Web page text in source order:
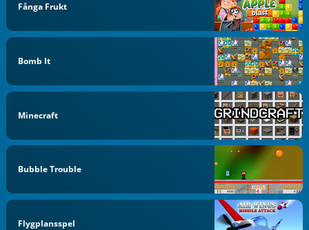
Fånga Frukt
Bomb It
Minecraft
Bubble Trouble
Flygplansspel